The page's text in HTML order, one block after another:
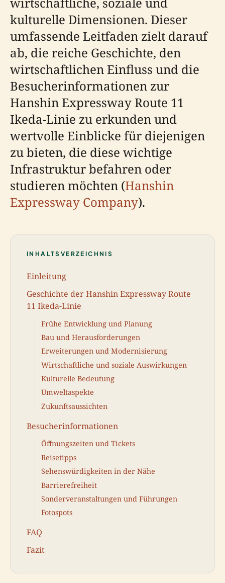
kulturelle Dimensionen. Dieser
umfassende Leitfaden zielt darauf
ab, die reiche Geschichte, den
wirtschaftlichen Einfluss und die
Besucherinformationen zur
Hanshin Expressway Route 11
Ikeda-Linie zu erkunden und
wertvolle Einblicke für diejenigen
zu bieten, die diese wichtige
Infrastruktur befahren oder
studieren möchten (Hanshin
Expressway Company).
INHALTSVERZEICHNIS
Einleitung
Geschichte der Hanshin Expressway Route
11 Ikeda-Linie
Frühe Entwicklung und Planung
Bau und Herausforderungen
Erweiterungen und Modernisierung
Wirtschaftliche und soziale Auswirkungen
Kulturelle Bedeutung
Umweltaspekte
Zukunftsaussichten
Besucherinformationen
Öffnungszeiten und Tickets
Reisetipps
Sehenswürdigkeiten in der Nähe
Barrierefreiheit
Sonderveranstaltungen und Führungen
Fotospots
FAQ
Fazit